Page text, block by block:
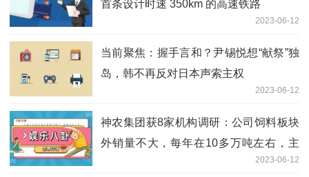
首条设计时速 350km 的高速铁路
2023-06-12
当前聚焦：握手言和？尹锡悦想“献祭”独
岛，韩不再反对日本声索主权
2023-06-12
神农集团获8家机构调研：公司饲料板块
外销量不大，每年在10多万吨左右，主
要饲料是要满足自身猪场使用的情况下，
2023-06-12